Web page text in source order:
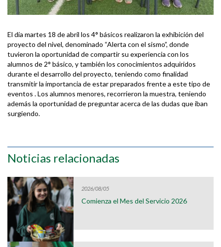
El día martes 18 de abril los 4° básicos realizaron la exhibición del
proyecto del nivel, denominado “Alerta con el sismo”, donde
tuvieron la oportunidad de compartir su experiencia con los
alumnos de 2° básico, y también los conocimientos adquiridos
durante el desarrollo del proyecto, teniendo como finalidad
transmitir la importancia de estar preparados frente a este tipo de
eventos . Los alumnos menores, recorrieron la muestra, teniendo
además la oportunidad de preguntar acerca de las dudas que iban
surgiendo.
Noticias relacionadas
2026/08/05
Comienza el Mes del Servicio 2026